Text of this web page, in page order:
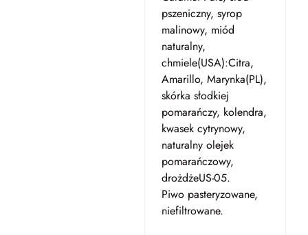
pszeniczny, syrop
malinowy, miód
naturalny,
chmiele(USA):Citra,
Amarillo, Marynka(PL),
skórka słodkiej
pomarańczy, kolendra,
kwasek cytrynowy,
naturalny olejek
pomarańczowy,
drożdżeUS-05.
Piwo pasteryzowane,
niefiltrowane.